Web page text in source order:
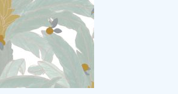
page
du
produit